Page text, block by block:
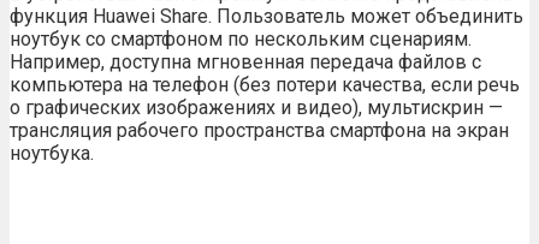
функция Huawei Share. Пользователь может объединить
ноутбук со смартфоном по нескольким сценариям.
Например, доступна мгновенная передача файлов с
компьютера на телефон (без потери качества, если речь
о графических изображениях и видео), мультискрин —
трансляция рабочего пространства смартфона на экран
ноутбука.